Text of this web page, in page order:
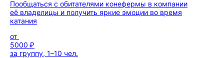
Пообщаться с обитателями конефермы в компании
её владелицы и получить яркие эмоции во время
катания
от
5000 ₽
за группу, 1–10 чел.